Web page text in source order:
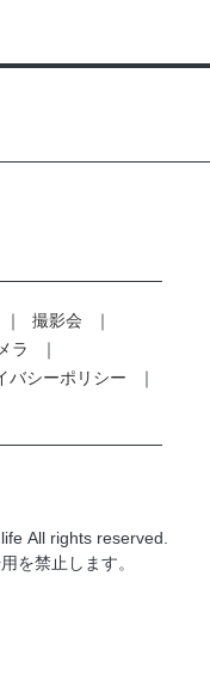
撮影会
ラ
バシーポリシー
All rights reserved.
を禁止します。